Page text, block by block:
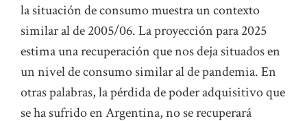
la situación de consumo muestra un contexto
similar al de 2005/06. La proyección para 2025
estima una recuperación que nos deja situados en
un nivel de consumo similar al de pandemia. En
otras palabras, la pérdida de poder adquisitivo que
se ha sufrido en Argentina, no se recuperará